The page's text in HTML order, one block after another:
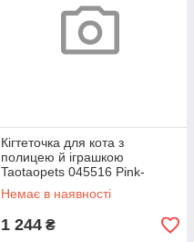
Кігтеточка для кота з
полицею й іграшкою
Taotaopets 045516 Pink-
Yellow 52*31 см в'язання
Немає в наявності
1 244 ₴